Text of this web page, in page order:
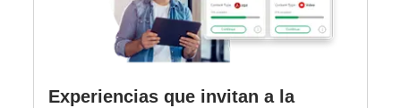
Experiencias que invitan a la